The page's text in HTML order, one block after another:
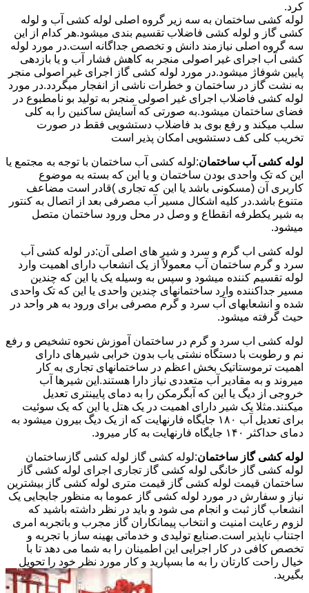
کرد.
لوله کشی ساختمان به سه زیر گروه اصلی لوله کشی آب و لوله
کشی گاز و لوله کشی فاضلاب تقسیم بندی میشود.هر کدام از این
سه گروه اصلی نیازمند دانش و تخصص جداگانه است.در مورد لوله
کشی آب اجرای غیر اصولی منجر به کاهش فشار آب و یا بازدهی
پایین شوفاژ میشود.در مورد لوله کشی گاز اجرای غیر اصولی منجر
به نشت گاز در ساختمان و خطرات ناشی از انفجار میگردد.در مورد
لوله کشی فاضلاب اجرای غیر اصولی منجر به تولید بو نامطبوع در
فضای ساختمان میشود.به صورتی که آسایش ساکنین را به کلی
سلب میکند و رفع بوی بد فاضلاب دستشویی فقط در صورت
تخریب کلی کف دستشویی امکان پذیر است
لوله کشی آب ساختمان:لوله کشی آب ساختمان با توجه به مجتمع یا
این که تک واحدی بودن ساختمان و یا این که بسته به موضوع
کاربری آن (مسکونی باشد یا این که تجاری )قادر است مضاعف
متنوع باشد.در کلیه اشکال مسیر آب مصرفی بعد از اتصال به کنتور
به شیر یکطرفه انقطاع و وصل در محل ورود ساختمان متصل
میشود.
لوله کشی اب گرم و سرد و شیر های اصلی آن:در لوله کشی آب
سرد و گرم ساختمان آب معمولاً از یک انشعاب دارای اهمیت وارد
لوله تقسیم کننده میشود و سپس به وسیله یک یا این که چندین
مسیر جداکننده وارد ساختمانهای چندین واحدی یا این که تک واحدی
شده و انشعابهای آب سرد و گرم مصرفی برای ورود به هر واحد در
حیث گرفته میشود.
لوله کشی اب سرد و گرم در ساختمان آموزش نحوه تشخیص و رفع
نم و رطوبت با دستگاه نشتی یاب بدون خرابی شیرهای دارای
اهمیت ترموستاتیک بخش اعظم در ساختمانهای تجاری به کار
میروند و به مقادیر آب متعددی نیاز دارا هستند.این شیرها آب
خروجی از دیگ یا این که آبگرمکن را به دمای پایینتری تعدیل
میکنند.مثلا یک شیر دارای اهمیت در یک هتل یا این که یک سوئیت
برای تعدیل آب ۱۸۰ جایگاه فارنهایت که از یک دیگ بیرون میشود به
دمای حداکثر ۱۴۰ جایگاه فارنهایت به کار میرود.
لوله کشی گاز ساختمان:لوله کشی گاز لوله کشی گازساختمان
لوله کشی گاز خانگی لوله کشی گاز تجاری اجرای لوله کشی گاز
ساختمان قیمت لوله کشی گاز قیمت متری لوله کشی گاز بیشترین
نیاز و سفارش در مورد لوله کشی گاز عموما به منظور جابجایی یک
انشعاب گاز ثبت و انجام می شود و باید در نظر داشته باشید که
لزوم رعایت امنیت و انتخاب پیمانکاران گاز مجرب و باتجربه امری
اجتناب ناپذیر است.صنایع تولیدی و خدماتی بهینه ساز با تجربه و
تخصص کافی در کار اجرایی این اطمینان را به شما می دهد تا با
خیال راحت کارتان را به ما بسپارید و کار مورد نظر خود را تحویل
بگیرید.